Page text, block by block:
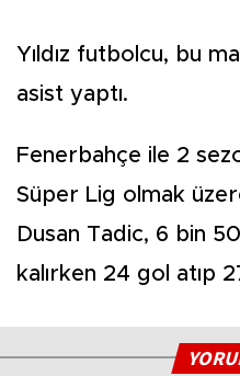
Yıldız futbolcu, bu
asist yaptı.
Fenerbahçe ile 2
Süper Lig olmak
Dusan Tadic, 6 bin
kalırken 24 gol atıp